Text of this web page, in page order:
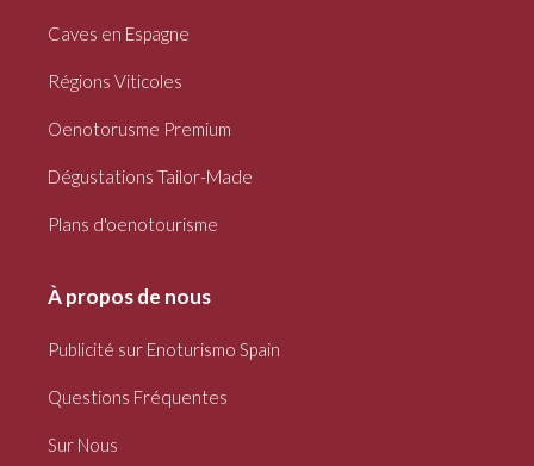
Caves en Espagne
Régions Viticoles
Oenotorusme Premium
Dégustations Tailor-Made
Plans d'oenotourisme
À propos de nous
Publicité sur Enoturismo Spain
Questions Fréquentes
Sur Nous